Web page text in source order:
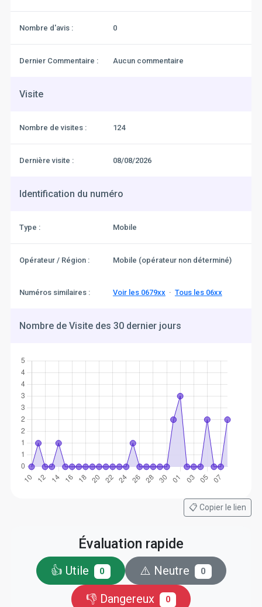
Nombre d'avis : 0
Dernier Commentaire : Aucun commentaire
Visite
Nombre de visites : 124
Dernière visite : 08/08/2026
Identification du numéro
Type : Mobile
Opérateur / Région : Mobile (opérateur non déterminé)
Numéros similaires : Voir les 0679xx· Tous les 06xx
Nombre de Visite des 30 dernier jours
📋 Copier le lien
Évaluation rapide
👍 Utile 0 ⚠️ Neutre 0
👎 Dangereux 0